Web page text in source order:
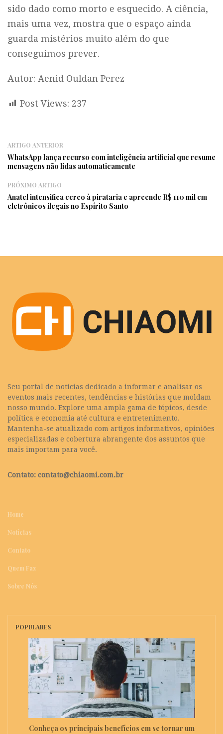
sido dado como morto e esquecido. A ciência,
mais uma vez, mostra que o espaço ainda
guarda mistérios muito além do que
conseguimos prever.
Autor: Aenid Ouldan Perez
Post Views: 237
ARTIGO ANTERIOR
WhatsApp lança recurso com inteligência artificial que resume
mensagens não lidas automaticamente
PRÓXIMO ARTIGO
Anatel intensifica cerco à pirataria e apreende R$ 110 mil em
eletrônicos ilegais no Espírito Santo
Seu portal de notícias dedicado a informar e analisar os
eventos mais recentes, tendências e histórias que moldam
nosso mundo. Explore uma ampla gama de tópicos, desde
política e economia até cultura e entretenimento.
Mantenha-se atualizado com artigos informativos, opiniões
especializadas e cobertura abrangente dos assuntos que
mais importam para você.
Contato: contato@chiaomi.com.br
Home
Notícias
Contato
Quem Faz
Sobre Nós
POPULARES
Conheça os principais benefícios em se tornar um